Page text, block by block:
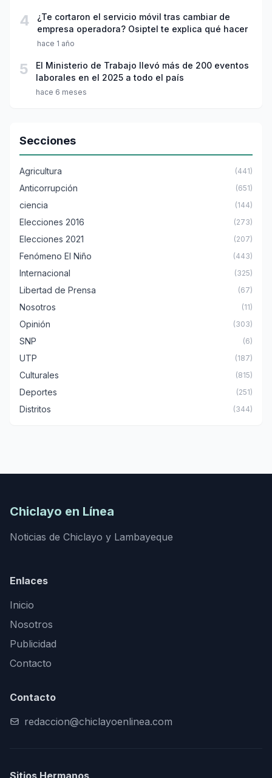
4
¿Te cortaron el servicio móvil tras cambiar de
empresa operadora? Osiptel te explica qué hacer
hace 1 año
5
El Ministerio de Trabajo llevó más de 200 eventos
laborales en el 2025 a todo el país
hace 6 meses
Secciones
Agricultura (441)
Anticorrupción (651)
ciencia (144)
Elecciones 2016 (273)
Elecciones 2021 (207)
Fenómeno El Niño (443)
Internacional (325)
Libertad de Prensa (67)
Nosotros (11)
Opinión (303)
SNP (6)
UTP (187)
Culturales (815)
Deportes (251)
Distritos (344)
Chiclayo en Línea
Noticias de Chiclayo y Lambayeque
Enlaces
Inicio
Nosotros
Publicidad
Contacto
Contacto
redaccion@chiclayoenlinea.com
Sitios Hermanos